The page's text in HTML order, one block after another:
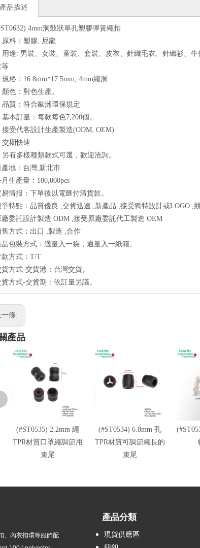
產品描述
4mm洞鼓狀單孔塑膠彈簧繩扣
原料：塑膠, 尼龍
用途: 男裝、女裝、童裝、套裝、皮衣、針織毛衣、針織衫、
等
規格：16.8mm*17.5mm, 4mm繩洞
顏色：對色生產。
品質：符合歐洲環保規定
基本訂量：每款每色7,200個。
接受代客設計生產製造(ODM, OEM)
交期快速
另有多樣種類款式可選，歡迎洽詢。
產地：台灣,新北市
生產量：100,000pcs
易情报：下單後以電匯付清貨款。
爭特點：品質優良 ,交貨迅速 ,新產品 ,接受獨特設計或LOGO
廠委託設計製造 ODM ,接受原廠委託代工製造 OEM
售方式：出口 ,製造 ,合作
品包裝方式：適量入一袋，適量入一紙箱。
款方式：T/T
貨方式-交貨港：台灣交貨。
貨方式-交貨期：依訂量另議。
一條:
產品
(#ST0535) 2.2mm 繩
TPR材質口罩繩調節用
束尾
(#ST0534) 6.8mm 孔
TPR材質可調節繩長的
束尾
、內衣扣環等服飾配
產品分類
現貨供應區